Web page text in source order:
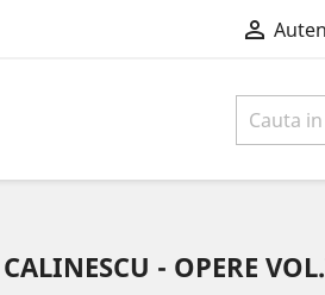

CALINESCU - OPERE